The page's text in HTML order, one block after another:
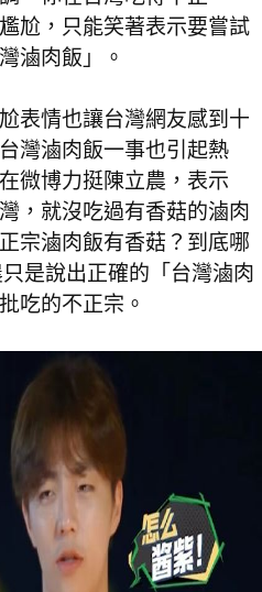
尬，只能笑著表示要嘗試
滷肉飯」。
表情也讓台灣網友感到十
灣滷肉飯一事也引起熱
微博力挺陳立農，表示
，就沒吃過有香菇的滷肉
宗滷肉飯有香菇？到底哪
是說出正確的「台灣滷肉
吃的不正宗。